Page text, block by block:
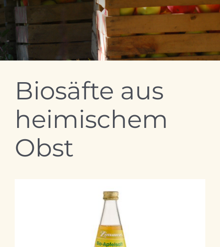
Biosäfte aus
heimischem
Obst